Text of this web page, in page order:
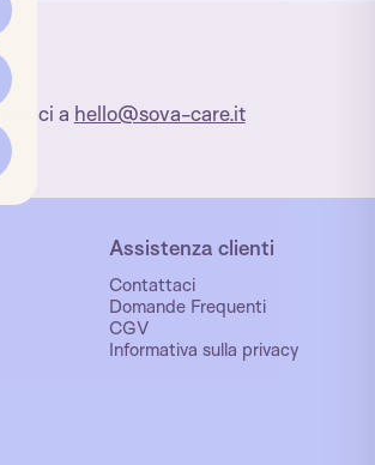
a hello@sova-care.it
Assistenza clienti
Contattaci
Domande Frequenti
CGV
Informativa sulla privacy